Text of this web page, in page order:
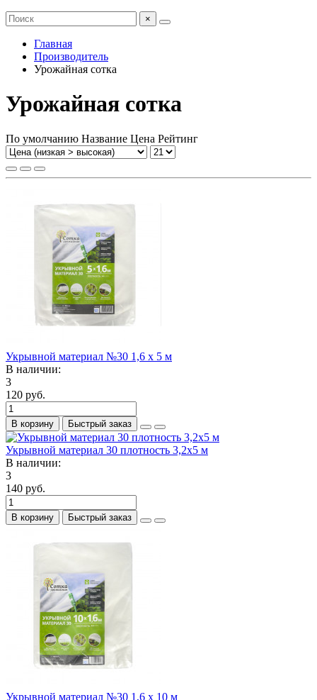
×
Главная
Производитель
Урожайная сотка
Урожайная сотка
По умолчанию Название Цена Рейтинг
Укрывной материал №30 1,6 х 5 м
В наличии:
3
120 руб.
В корзину Быстрый заказ
Укрывной материал 30 плотность 3,2х5 м
В наличии:
3
140 руб.
В корзину Быстрый заказ
Укрывной материал №30 1,6 х 10 м